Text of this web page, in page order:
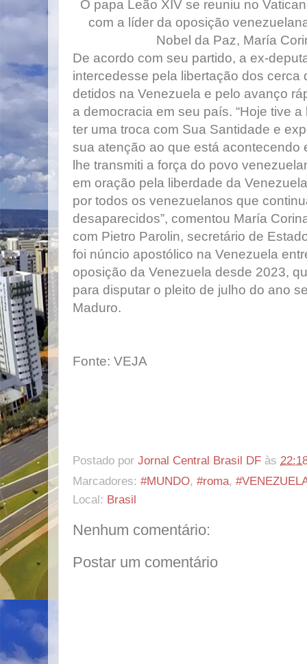
O papa Leão XIV se reuniu no
com a líder da oposição
Nobel da Paz, María
De acordo com seu partido, a ex-
intercedesse pela libertação dos cerca
detidos na Venezuela e pelo avanço
a democracia em seu país. “Hoje tive
ter uma troca com Sua Santidade e
sua atenção ao que está acontecendo
lhe transmiti a força do povo
em oração pela liberdade da
por todos os venezuelanos que
desaparecidos”, comentou María
com Pietro Parolin, secretário de
foi núncio apostólico na Venezuela
oposição da Venezuela desde 2023,
para disputar o pleito de julho do ano
Maduro.
Fonte: VEJA
Postado por Jornal Central Brasil DF às
Marcadores: #MUNDO, #roma,
Local: Brasil
Nenhum comentário:
Postar um comentário